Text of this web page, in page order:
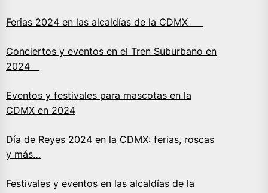
Ferias 2024 en las alcaldías de la CDMX
Conciertos y eventos en el Tren Suburbano en
2024
Eventos y festivales para mascotas en la
CDMX en 2024
Día de Reyes 2024 en la CDMX: ferias, roscas
y más…
Festivales y eventos en las alcaldías de la